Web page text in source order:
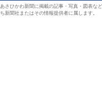
あさひかわ新聞に掲載の記事・写真・図表な
ち新聞社またはその情報提供者に属します。